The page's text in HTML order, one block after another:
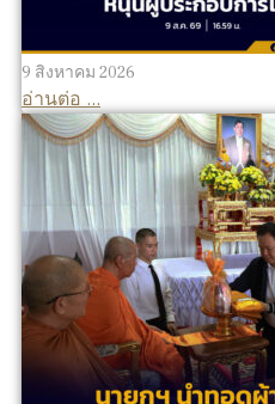
9 สิงหาคม 2026
อ่านต่อ ...